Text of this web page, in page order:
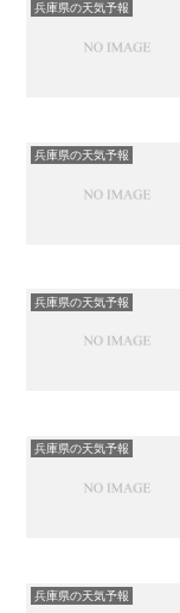
兵庫県の天気予報
兵庫県の天気予報
兵庫県の天気予報
兵庫県の天気予報
兵庫県の天気予報